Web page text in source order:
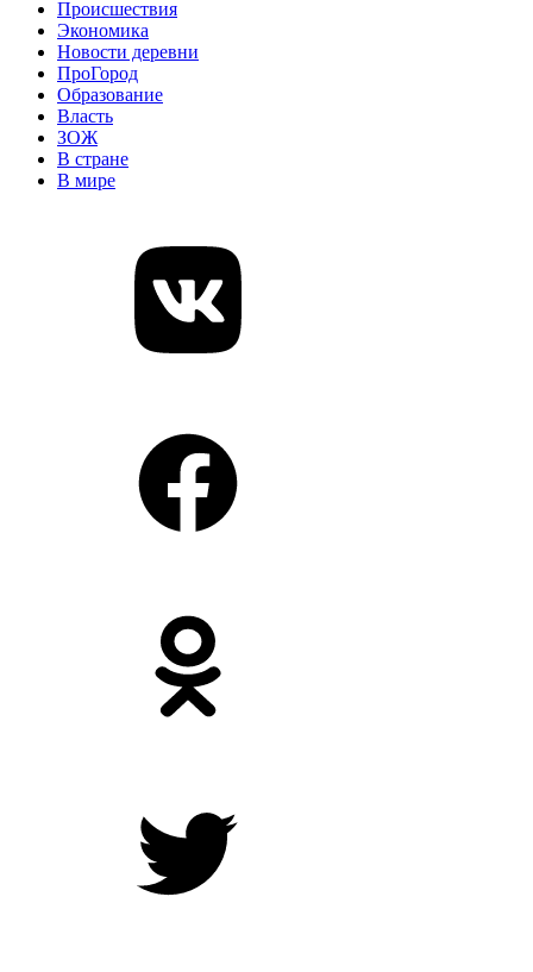
Происшествия
Экономика
Новости деревни
ПроГород
Образование
Власть
ЗОЖ
В стране
В мире